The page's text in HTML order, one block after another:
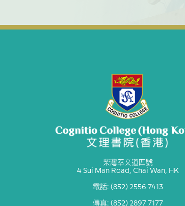
柴灣萃文道四號
4 Sui Man Road, Chai Wan, HK
電話: (852) 2556 7413
傳真: (852) 2897 7177